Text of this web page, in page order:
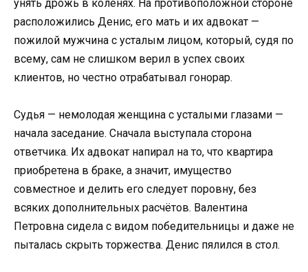
унять дрожь в коленях. На противоположной стороне
расположились Денис, его мать и их адвокат —
пожилой мужчина с усталым лицом, который, судя по
всему, сам не слишком верил в успех своих
клиентов, но честно отрабатывал гонорар.
Судья — немолодая женщина с усталыми глазами —
начала заседание. Сначала выступала сторона
ответчика. Их адвокат напирал на то, что квартира
приобретена в браке, а значит, имущество
совместное и делить его следует поровну, без
всяких дополнительных расчётов. Валентина
Петровна сидела с видом победительницы и даже не
пыталась скрыть торжества. Денис пялился в стол.